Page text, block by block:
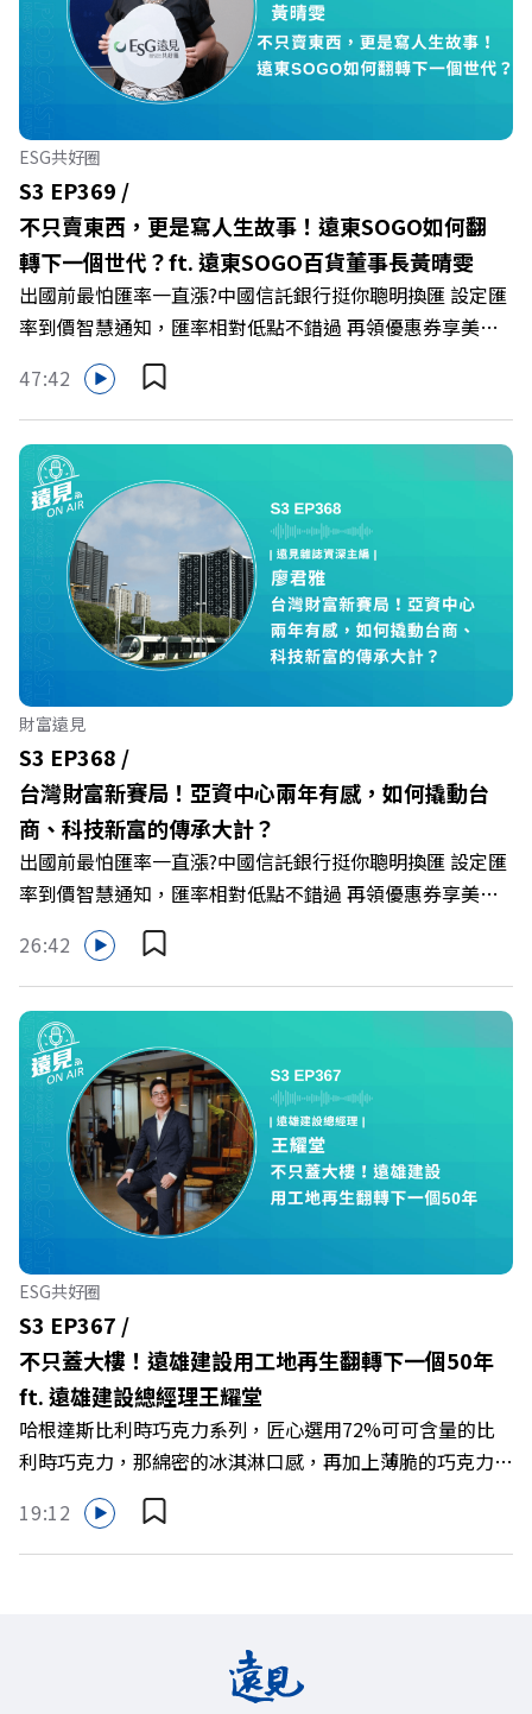
你的同事，正在用哪種「不一致」的姿態應對壓力？ 🔺如
何在中高壓的「三明治主管」困境中全身而退？ 主持人／
遠見雜誌總編輯 林讓均 與談人／薩提爾模式溝通引導師、
作者 李崇義、謝佳芸 +++++ 🫧清除腦袋的盲點，也順手理
清生活的雜亂。 點開看質感養成術>>
https://gvmkt.pse.is/9al3px ✨關注《遠見》更多的社群：
LINE：https://reurl.cc/A4ELQp IG：
https://bit.ly/3AjBWNV YT：https://bit.ly/38jNi9k
Powered by Firstory Hosting
ESG共好圈
S3 EP369 /
不只賣東西，更是寫人生故事！遠東SOGO如何翻
轉下一個世代？ft. 遠東SOGO百貨董事長黃晴雯
出國前最怕匯率一直漲?中國信託銀行挺你聰明換匯 設定匯
率到價智慧通知，匯率相對低點不錯過 再領優惠券享美金
最高減3分等優惠 立即設定： https://fstry.pse.is/9d7lr7
投資外幣如幣別轉換可能產生匯兌損失，應評估涉及自身情
況審慎投資。 完整注意事項詳見網站資訊。 —— 以上為
Firstory Podcast 廣告 —— 在永續減碳、綠色消費與友善
職場的變革浪潮下，傳統大流量、高耗能的百貨零售業該如
何轉型突圍？ 本集《遠見ON AIR》邀請到遠東SOGO百貨
董事長黃晴雯，帶你解析遠東SOGO如何透過戰略布局，打
造出兼顧企業獲利與社會共好的綠色零售新契機！ 🔺如何
從單純百貨專櫃轉型為有溫度的利他平台？ 🔺最難節能的
零售業如何落實「EP100」能效倍增計畫？ 🔺成功推動育
嬰留停、男同仁樂意成家！驚豔業界的「生育代理人制度」
🔺最有人情味的文化橋梁！從社會創新到經典「日本展」的
共好實踐 主持人／遠見雜誌副社長兼遠見智庫總編輯 李建
興 與談人／遠東SOGO百貨董事長 黃晴雯 +++++ 🫧清除腦
袋的盲點，也順手理清生活的雜亂。 點開看質感養成術>>
https://gvmkt.pse.is/9al3px ✨關注《遠見》更多的社群：
LINE：https://reurl.cc/A4ELQp IG：
https://bit.ly/3AjBWNV YT：https://bit.ly/38jNi9k
Powered by Firstory Hosting
47:42
財富遠見
S3 EP368 /
台灣財富新賽局！亞資中心兩年有感，如何撬動台
商、科技新富的傳承大計？
出國前最怕匯率一直漲?中國信託銀行挺你聰明換匯 設定匯
率到價智慧通知，匯率相對低點不錯過 再領優惠券享美金
最高減3分等優惠 立即設定： https://fstry.pse.is/9d7lr7
投資外幣如幣別轉換可能產生匯兌損失，應評估涉及自身情
況審慎投資。 完整注意事項詳見網站資訊。 —— 以上為
Firstory Podcast 廣告 —— 如果有一天，台灣成為亞洲新
一代的財富調度與資產管理重鎮，你的資產配置會怎麼變？
在政府力推「亞洲資產管理中心」政策、高雄專區成立滿週
年的關鍵時刻，台灣的投信、信託與財富管理業務，正迎來
史詩級的法規鬆綁與資金浪潮。 本集《遠見ON AIR》邀請
到遠見資深主編廖君雅，帶你解析這場台灣史上最大規模的
財富版圖重組。 🔺資產管理大躍進！台灣憑什麼挑戰亞太
金融重鎮？ 🔺不只是口號！主動式ETF與被動平衡型ETF如
何引爆市場？ 🔺打破「富不過三代」魔咒，如何靠信託鬆
綁落實百年傳承？ 🔺高雄專區滿一週年！如何打造在地財
富生態系？ 主持人／遠見雜誌總編輯 林讓均 與談人／遠見
雜誌資深主編 廖君雅 +++++ 💰更多專題導覽
>>https://www.gvm.com.tw/topic/2355 🫧清除腦袋的盲
點，也順手理清生活的雜亂。 點開看質感養成術>>
https://gvmkt.pse.is/9al3px ✨關注《遠見》更多的社群：
LINE：https://reurl.cc/A4ELQp IG：
https://bit.ly/3AjBWNV YT：https://bit.ly/38jNi9k
26:42
ESG共好圈
S3 EP367 /
不只蓋大樓！遠雄建設用工地再生翻轉下一個50年
ft. 遠雄建設總經理王耀堂
哈根達斯比利時巧克力系列，匠心選用72%可可含量的比
利時巧克力，那綿密的冰淇淋口感，再加上薄脆的巧克力脆
片，苦甜交織，完美呈現黑巧克力的濃郁香醇，是專屬成熟
大人系的奢華風味。 https://fstry.pse.is/9byecv —— 以上
為 Firstory Podcast 廣告 —— 在氣候變遷、淨零轉型與高
來建築中大放異彩？ 本集《遠見ON AIR》邀請到遠雄建設
總經理王耀堂，帶你解析遠雄如何打造出兼顧品牌信任與環
19:12